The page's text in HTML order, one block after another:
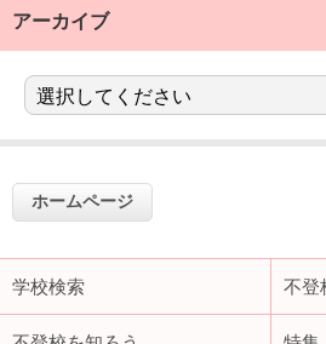
アーカイブ
ホームページ
学校検索 不登